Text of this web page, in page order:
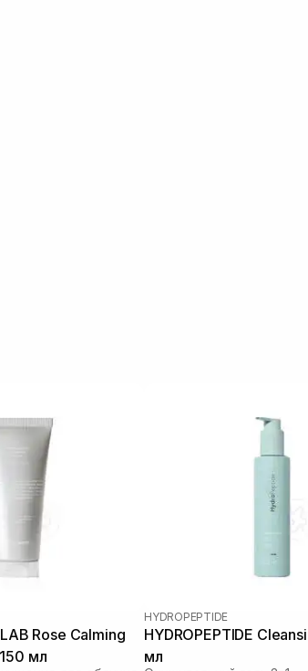
Rose Calming
мл
HYDROPEPTIDE
HYDROPEPTIDE
мл